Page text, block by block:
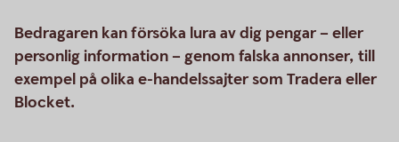
Bedragaren kan försöka lura av dig pengar – eller
personlig information – genom falska annonser, till
exempel på olika e-handelssajter som Tradera eller
Blocket.